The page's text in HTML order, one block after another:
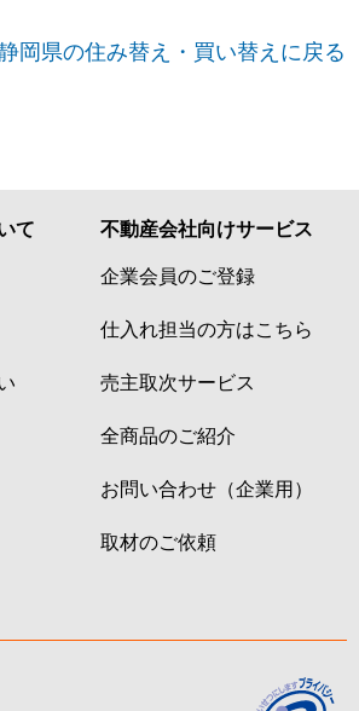
岡県の住み替え・買い替えに戻る
て 不動産会社向けサービス
企業会員のご登録
仕入れ担当の方はこちら
売主取次サービス
全商品のご紹介
お問い合わせ（企業用）
取材のご依頼